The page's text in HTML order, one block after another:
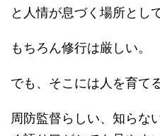
と人情が息づく場所とし
もちろん修行は厳しい。
でも、そこには人を育て
周防監督らしい、知らな